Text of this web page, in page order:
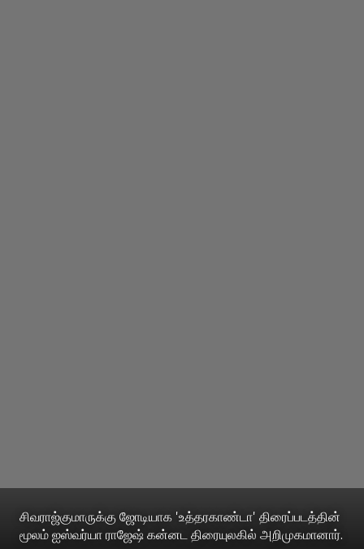
சிவராஜ்குமாருக்கு ஜோடியாக 'உத்தரகாண்டா' திரைப்படத்தின்
மூலம் ஐஸ்வர்யா ராஜேஷ் கன்னட திரையுலகில் அறிமுகமானார்.